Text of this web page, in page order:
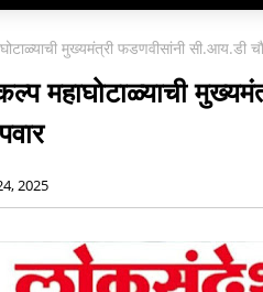
मुख्यमंत्री फडणवीसांनी सी.आय.डी
महाघोटाळ्याची
2025